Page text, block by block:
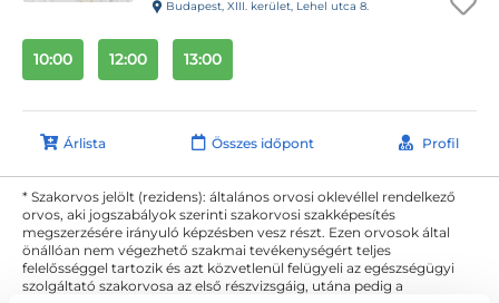
Budapest, XIII. kerület, Lehel utca 8.
10:00 12:00 13:00
Árlista Összes időpont Profil
* Szakorvos jelölt (rezidens): általános orvosi oklevéllel rendelkező
orvos, aki jogszabályok szerinti szakorvosi szakképesítés
megszerzésére irányuló képzésben vesz részt. Ezen orvosok által
önállóan nem végezhető szakmai tevékenységért teljes
felelősséggel tartozik és azt közvetlenül felügyeli az egészségügyi
szolgáltató szakorvosa az első részvizsgáig, utána pedig a